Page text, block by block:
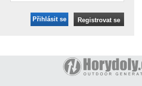
Přihlásit se Registrovat se